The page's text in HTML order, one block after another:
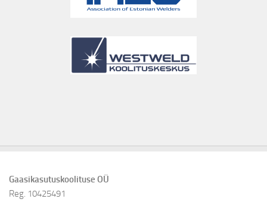
Gaasikasutuskoolituse OÜ
Reg. 10425491